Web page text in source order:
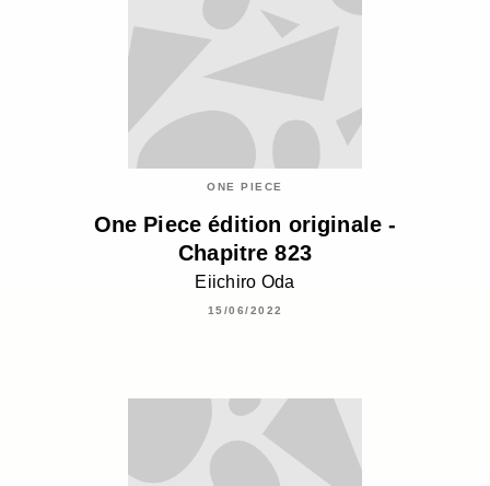
ONE PIECE
One Piece édition originale -
Chapitre 823
Eiichiro Oda
15/06/2022